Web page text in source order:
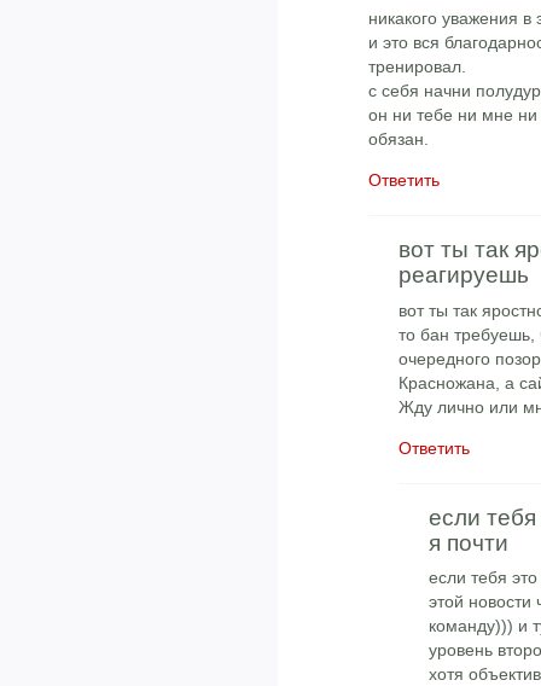
никакого уважения
и это вся
тренировал.
с себя начни
он ни тебе ни мне
обязан.
Ответить
вот ты так
реагируешь
вот ты так
то бан
очередного
Красножана, а
Жду лично или
Ответить
если
я почти
если тебя
этой
команду))) и
уровень
хотя